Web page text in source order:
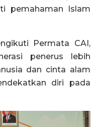
pemahaman Islam
Permata CAI,
penerus lebih
dan cinta alam
diri pada